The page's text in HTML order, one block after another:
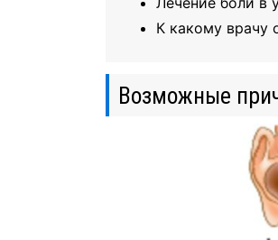
К какому врачу
Возможные